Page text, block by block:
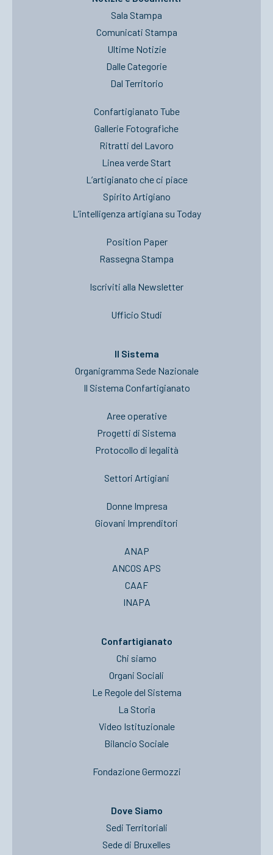
Sala Stampa
Comunicati Stampa
Ultime Notizie
Dalle Categorie
Dal Territorio
Confartigianato Tube
Gallerie Fotografiche
Ritratti del Lavoro
Linea verde Start
L’artigianato che ci piace
Spirito Artigiano
L’intelligenza artigiana su Today
Position Paper
Rassegna Stampa
Iscriviti alla Newsletter
Ufficio Studi
Il Sistema
Organigramma Sede Nazionale
Il Sistema Confartigianato
Aree operative
Progetti di Sistema
Protocollo di legalità
Settori Artigiani
Donne Impresa
Giovani Imprenditori
ANAP
ANCOS APS
CAAF
INAPA
Confartigianato
Chi siamo
Organi Sociali
Le Regole del Sistema
La Storia
Video Istituzionale
Bilancio Sociale
Fondazione Germozzi
Dove Siamo
Sedi Territoriali
Sede di Bruxelles